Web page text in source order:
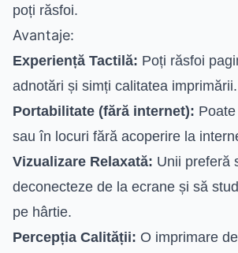
poți răsfoi.
Avantaje:
Experiență Tactilă: Poți răsfoi
adnotări și simți calitatea imprimării.
Portabilitate (fără internet):
sau în locuri fără acoperire la
Vizualizare Relaxată: Unii preferă
deconecteze de la ecrane și să
pe hârtie.
Percepția Calității: O imprimare